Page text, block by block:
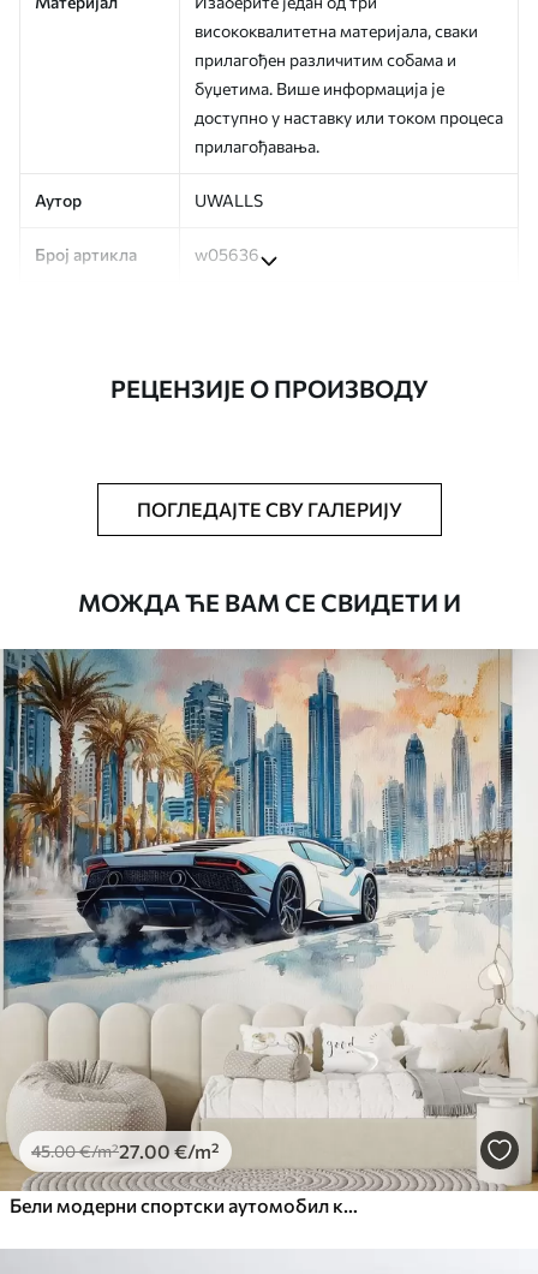
висококвалитетна материјала, сваки
прилагођен различитим собама и
буџетима. Више информација је
доступно у наставку или током процеса
прилагођавања.
Аутор UWALLS
Број артикла w05636
Тапета се може нежно очистити меким
сунђером. Позадине са завршном
водом.
Доступни материјали
Standard
45.0027.00€/m²
Premium
56.6734.00€/m²
Premium Vinil
65 39 /m²
Peel and Stick
81.6749.00€/m²
РЕЦЕНЗИЈЕ О ПРОИЗВОДУ
ПОГЛЕДАЈТЕ СВУ ГАЛЕРИЈУ
МОЖДА ЋЕ ВАМ СЕ СВИДЕТИ И
45.00€/m²27 .00 €/m²